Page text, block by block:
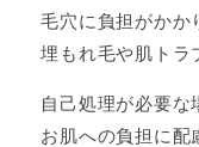
毛穴に負担がかか
埋もれ毛や肌トラ
自己処理が必要な
お肌への負担に配